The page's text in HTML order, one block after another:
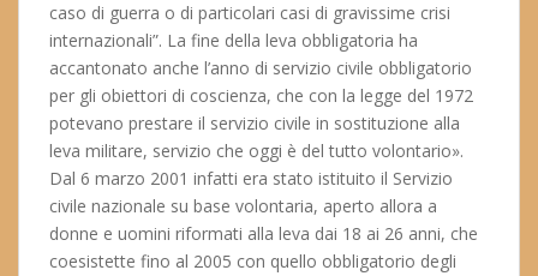
caso di guerra o di particolari casi di gravissime crisi
internazionali”. La fine della leva obbligatoria ha
accantonato anche l’anno di servizio civile obbligatorio
per gli obiettori di coscienza, che con la legge del 1972
potevano prestare il servizio civile in sostituzione alla
leva militare, servizio che oggi è del tutto volontario».
Dal 6 marzo 2001 infatti era stato istituito il Servizio
civile nazionale su base volontaria, aperto allora a
donne e uomini riformati alla leva dai 18 ai 26 anni, che
coesistette fino al 2005 con quello obbligatorio degli